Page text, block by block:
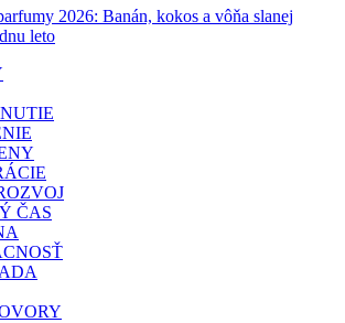
2026: Banán, kokos a vôňa slanej
leto
ČAS